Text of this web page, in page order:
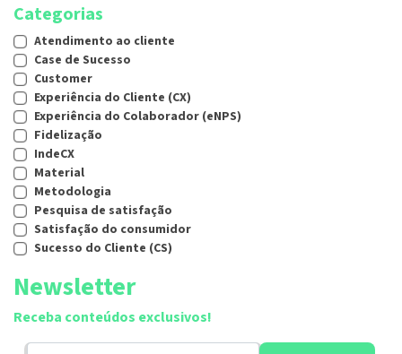
Categorias
Atendimento ao cliente
Case de Sucesso
Customer
Experiência do Cliente (CX)
Experiência do Colaborador (eNPS)
Fidelização
IndeCX
Material
Metodologia
Pesquisa de satisfação
Satisfação do consumidor
Sucesso do Cliente (CS)
Newsletter
Receba conteúdos exclusivos!